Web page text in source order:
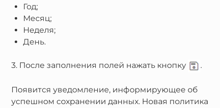
Год;
Месяц;
Неделя;
День.
3. После заполнения полей нажать кнопку .
Появится уведомление, информирующее об
успешном сохранении данных. Новая политика